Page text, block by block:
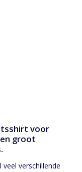
voor
groot
verschillende